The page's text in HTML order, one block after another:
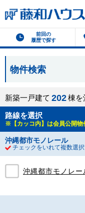
前回の
履歴で探す
物件検索
新築一戸建て 202棟を
路線を選択
※【カッコ内】は会員公開物
沖縄都市モノレール
チェックをいれて複数選
沖縄都市モノレー